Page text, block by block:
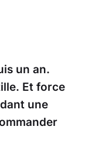
un an.
Et force
une